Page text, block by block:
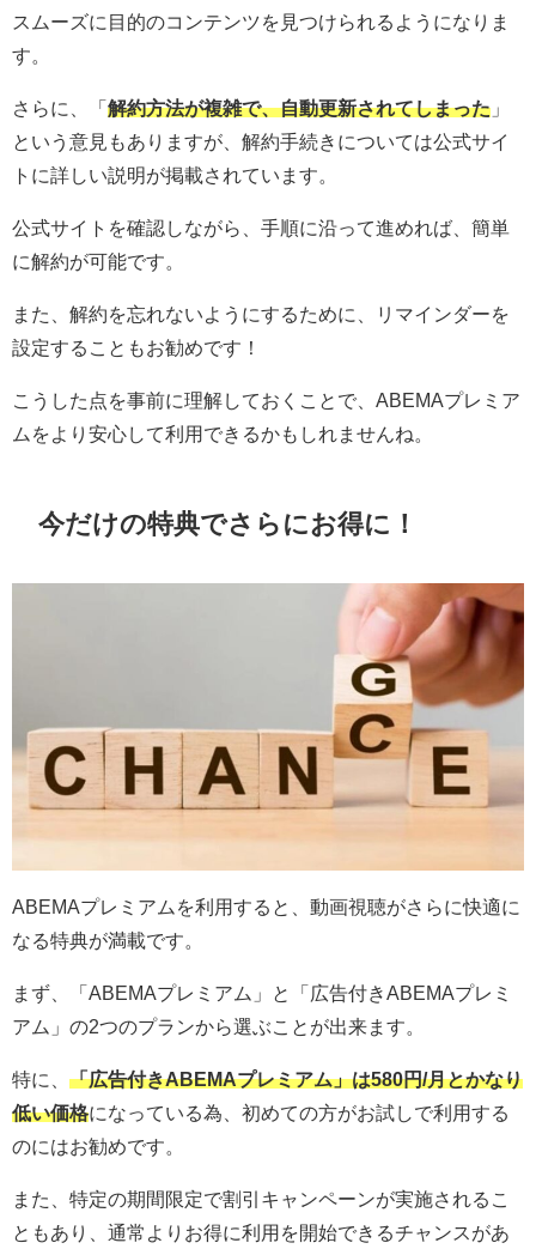
スムーズに目的のコンテンツを見つけられるようになりま
す。
さらに、「 解約方法が複雑で、自動更新されてしまった 」
という意見もありますが、解約手続きについては公式サイ
トに詳しい説明が掲載されています。
公式サイトを確認しながら、手順に沿って進めれば、簡単
に解約が可能です。
また、解約を忘れないようにするために、リマインダーを
設定することもお勧めです！
こうした点を事前に理解しておくことで、ABEMAプレミア
ムをより安心して利用できるかもしれませんね。
今だけの特典でさらにお得に！
ABEMAプレミアムを利用すると、動画視聴がさらに快適に
なる特典が満載です。
まず、「ABEMAプレミアム」と「広告付きABEMAプレミ
アム」の2つのプランから選ぶことが出来ます。
特に、 「広告付きABEMAプレミアム」は580円/月とかなり
低い価格になっている為、初めての方がお試しで利用する
のにはお勧めです。
また、特定の期間限定で割引キャンペーンが実施されるこ
ともあり、通常よりお得に利用を開始できるチャンスがあ